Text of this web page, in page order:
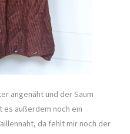
angenäht und der Saum
es außerdem noch ein
da fehlt mir noch der